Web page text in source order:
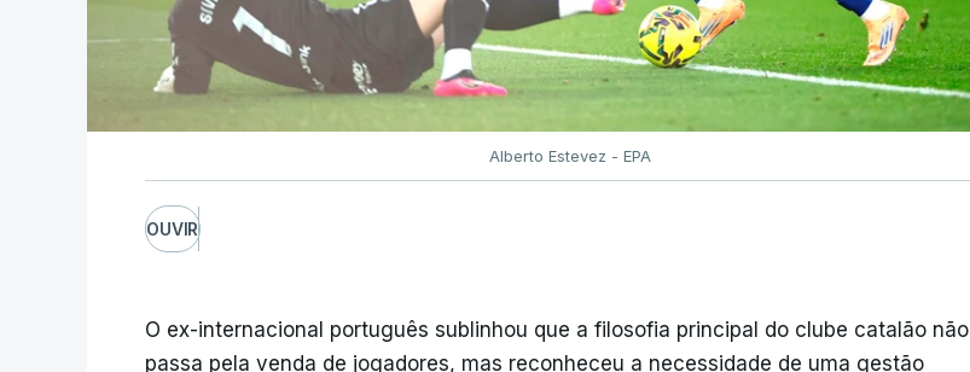
Alberto Estevez - EPA
OUVIR
O ex-internacional português sublinhou que a filosofia principal do clube catalão não
passa pela venda de jogadores, mas reconheceu a necessidade de uma gestão